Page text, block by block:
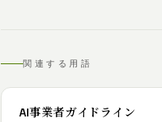
関連する用語
AI事業者ガイドライン